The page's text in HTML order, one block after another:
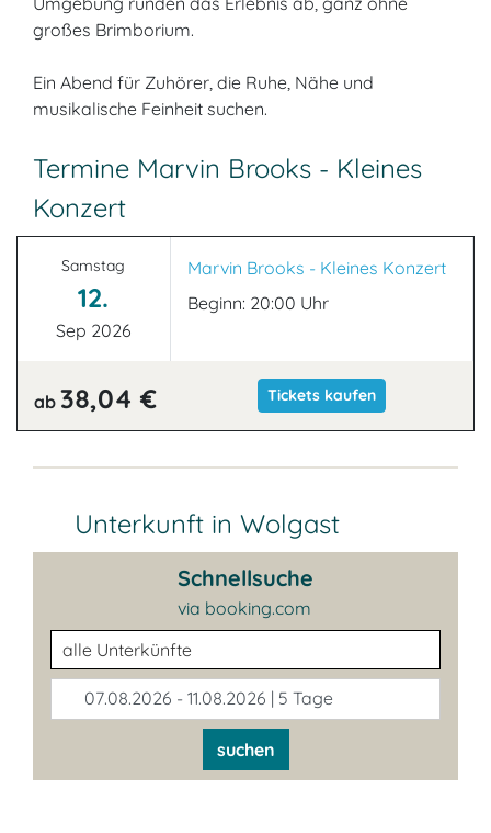
großes Brimborium.
Ein Abend für Zuhörer, die Ruhe, Nähe und
musikalische Feinheit suchen.
Termine Marvin Brooks - Kleines
Konzert
Samstag
12.
Sep 2026
Marvin Brooks - Kleines Konzert
Beginn: 20:00 Uhr
ab 38,04 € Tickets kaufen
Unterkunft in Wolgast
Schnellsuche
via booking.com
Unterkunftsart
07.08.2026 - 11.08.2026 | 5 Tage
suchen